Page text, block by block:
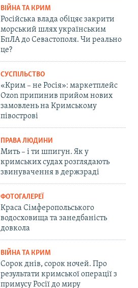
ВІЙНА ТА КРИМ
Російська влада обіцяє закрити
морський шлях українським
БпЛА до Севастополя. Чи реально
це?
СУСПІЛЬСТВО
«Крим – не Росія»: маркетплейс
Ozon припинив прийом нових
замовлень на Кримському
півострові
ПРАВА ЛЮДИНИ
Мить – і ти шпигун. Як у
кримських судах розглядають
звинувачення в держзраді
ФОТОГАЛЕРЕЇ
Краса Сімферопольського
водосховища та занедбаність
довкола
ВІЙНА ТА КРИМ
Сорок днів, сорок ночей. Про
результати кримської операції з
примусу Росії до миру